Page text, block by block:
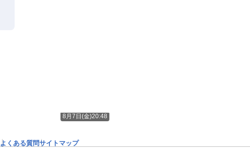
8月7日(金)20:48
よくある質問サイトマップ